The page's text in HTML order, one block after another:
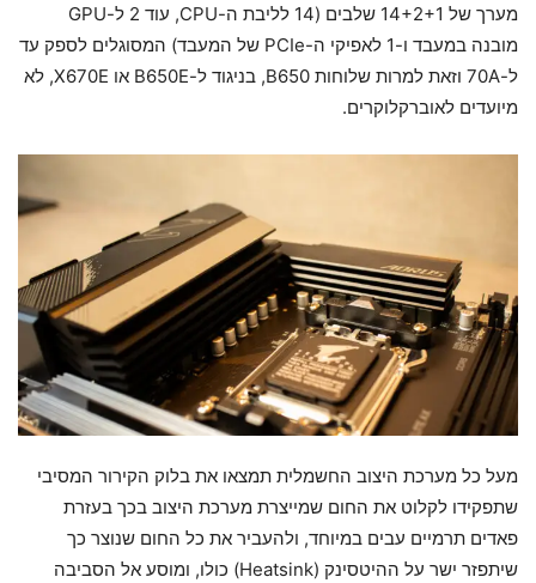
מערך של 14+2+1 שלבים (14 לליבת ה-CPU, עוד 2 ל-GPU
מובנה במעבד ו-1 לאפיקי ה-PCIe של המעבד) המסוגלים לספק עד
ל-70A וזאת למרות שלוחות B650, בניגוד ל-B650E או X670E, לא
מיועדים לאוברקלוקרים.
מעל כל מערכת היצוב החשמלית תמצאו את בלוק הקירור המסיבי
שתפקידו לקלוט את החום שמייצרת מערכת היצוב בכך בעזרת
פאדים תרמיים עבים במיוחד, ולהעביר את כל החום שנוצר כך
שיתפזר ישר על ההיטסינק (Heatsink) כולו, ומוסע אל הסביבה